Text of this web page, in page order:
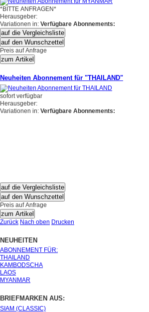
*BITTE ANFRAGEN*
Herausgeber:
Variationen in: Verfügbare Abonnements:
auf die Vergleichsliste
auf den Wunschzettel
Preis auf Anfrage
zum Artikel
Neuheiten Abonnement für "THAILAND"
sofort verfügbar
Herausgeber:
Variationen in: Verfügbare Abonnements:
auf die Vergleichsliste
auf den Wunschzettel
Preis auf Anfrage
zum Artikel
Zurück Nach oben Drucken
NEUHEITEN
ABONNEMENT FÜR:
THAILAND
KAMBODSCHA
LAOS
MYANMAR
BRIEFMARKEN AUS:
SIAM (CLASSIC)